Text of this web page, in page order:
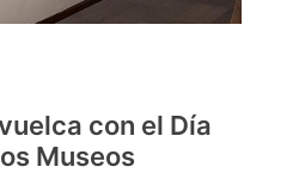
con el Día
Museos